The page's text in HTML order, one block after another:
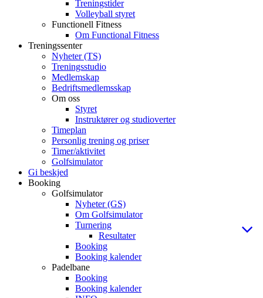
Treningstider
Volleyball styret
Functionell Fitness
Om Functional Fitness
Treningssenter
Nyheter (TS)
Treningsstudio
Medlemskap
Bedriftsmedlemsskap
Om oss
Styret
Instruktører og studioverter
Timeplan
Personlig trening og priser
Timer/aktivitet
Golfsimulator
Gi beskjed
Booking
Golfsimulator
Nyheter (GS)
Om Golfsimulator
Turnering
Resultater
Booking
Booking kalender
Padelbane
Booking
Booking kalender